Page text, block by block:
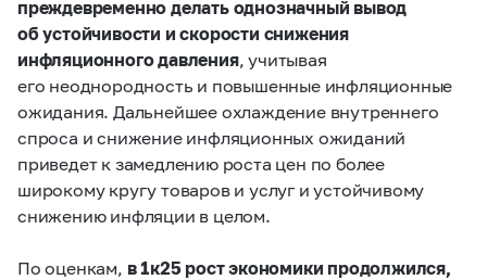
преждевременно делать однозначный вывод
об устойчивости и скорости снижения
инфляционного давления, учитывая
его неоднородность и повышенные инфляционные
ожидания. Дальнейшее охлаждение внутреннего
спроса и снижение инфляционных ожиданий
приведет к замедлению роста цен по более
широкому кругу товаров и услуг и устойчивому
снижению инфляции в целом.
По оценкам, в 1к25 рост экономики продолжился,